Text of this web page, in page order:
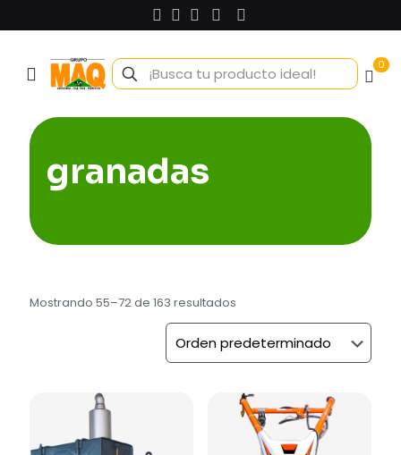
0
granadas
Mostrando 55–72 de 163 resultados